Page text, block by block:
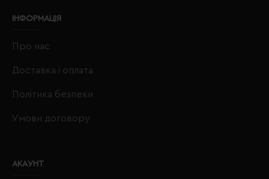
ІНФОРМАЦІЯ
Про нас
Доставка і оплата
Політика безпеки
Умови договору
АКАУНТ